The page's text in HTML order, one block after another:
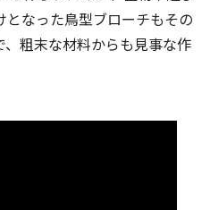
なった鳥型ブローチもその
、粗末な材料からも見事な作